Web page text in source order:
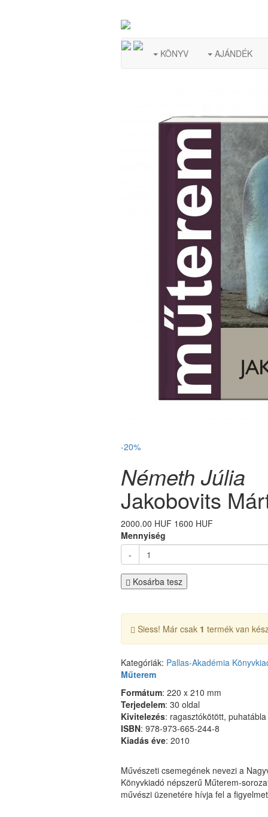
KÖNYV AJÁNDÉK
-20%
Németh Júlia
Jakobovits
2000.00 HUF 1600 HUF
Mennyiség
-
Kosárba tesz
Siess! Már csak 1 termék van
Kategóriák: Pallas-Akadémia
Műterem
Formátum: 220 x 210 mm
Terjedelem: 30 oldal
Kivitelezés: ragasztókötött, puhatábla
ISBN: 978-973-665-244-8
Kiadás éve: 2010
Művészeti csemegének nevezi a
Könyvkiadó népszerű Műterem-
művészi üzenetére hívja fel a